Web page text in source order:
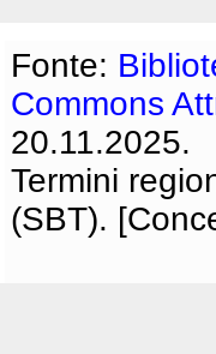
Fonte:
Commons
20.11.2025.
Termini
(SBT).